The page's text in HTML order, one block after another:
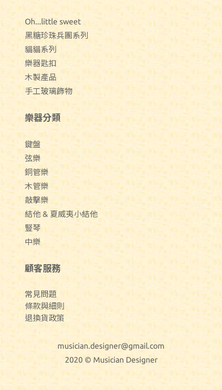
Oh...little sweet
黑糖珍珠兵團系列
貓貓系列
樂器匙扣
木製產品
手工玻璃飾物
樂器分類
鍵盤
弦樂
銅管樂
木管樂
敲擊樂
結他 & 夏威夷小結他
豎琴
中樂
顧客服務
常見問題
條款與細則
退換貨政策
musician.designer@gmail.com
2020 © Musician Designer